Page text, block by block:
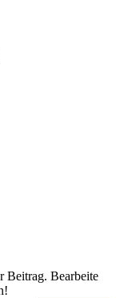
Beitrag. Bearbeite